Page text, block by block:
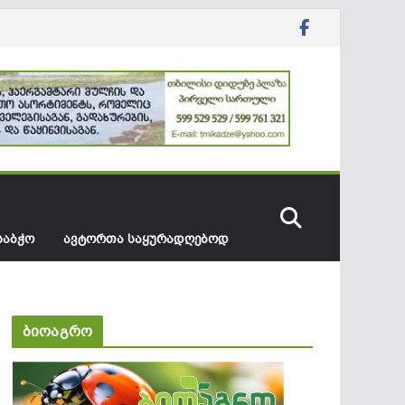
ᲐᲕᲢᲝᲠᲗᲐ ᲡᲐᲧᲣᲠᲐᲓᲦᲔᲑᲝᲓ
ბიოაგრო